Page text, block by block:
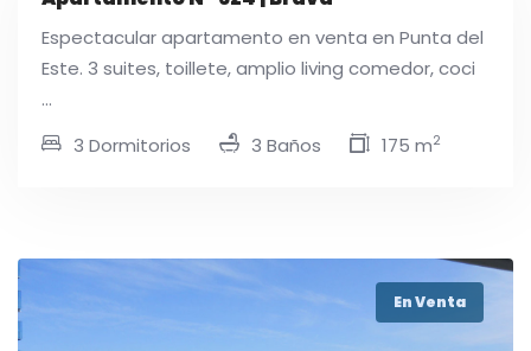
Espectacular apartamento en venta en Punta del
Este. 3 suites, toillete, amplio living comedor, coci
...
3 Dormitorios
3 Baños 175 m2
En Venta